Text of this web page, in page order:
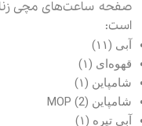
صفحه ساعت‌های مچی
است:
آبی (۱۱)
قهوه‌ای (۱)
شامپاین (۱)
شامپاین MOP (2)
آبی تیره (۱)